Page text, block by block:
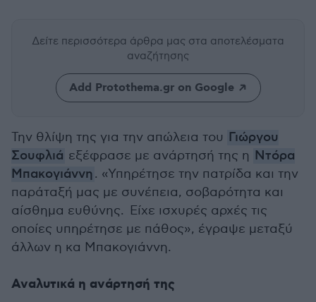
Δείτε περισσότερα άρθρα μας στα αποτελέσματα
αναζήτησης
Add Protothema.gr on Google
Την θλίψη της για την απώλεια του Γιώργου
Σουφλιά εξέφρασε με ανάρτησή της η Ντόρα
Μπακογιάννη. «Υπηρέτησε την πατρίδα και την
παράταξή μας με συνέπεια, σοβαρότητα και
αίσθημα ευθύνης. Είχε ισχυρές αρχές τις
οποίες υπηρέτησε με πάθος», έγραψε μεταξύ
άλλων η κα Μπακογιάννη.
Αναλυτικά η ανάρτησή της